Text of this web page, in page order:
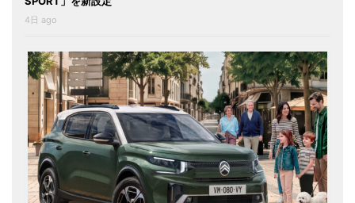
4日 ago